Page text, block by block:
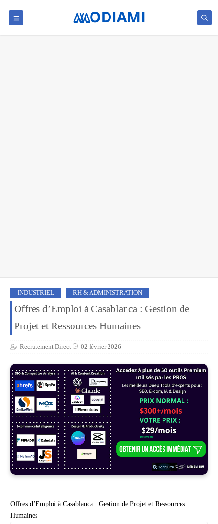
INDUSTRIEL RH & ADMINISTRATION
Offres d’Emploi à Casablanca : Gestion de
Projet et Ressources Humaines
Recrutement Direct 02 février 2026
Offres d’Emploi à Casablanca : Gestion de Projet et Ressources
Humaines